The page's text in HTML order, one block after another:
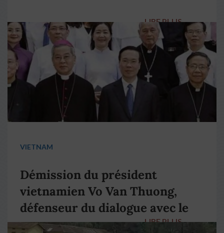
LIRE PLUS →
VIETNAM
Démission du président
vietnamien Vo Van Thuong,
défenseur du dialogue avec le
pape François
LIRE PLUS →